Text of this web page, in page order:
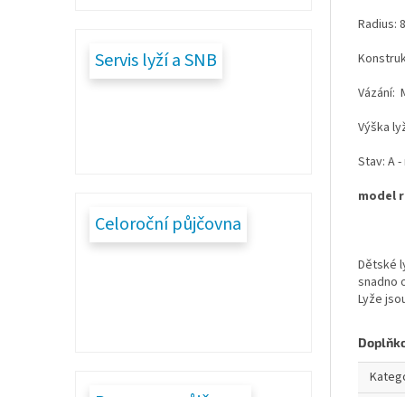
Servis lyží a SNB
Celoroční půjčovna
Radius:
Vázání:
Výška
Stav: A
model
Dětské
snadno
Lyže